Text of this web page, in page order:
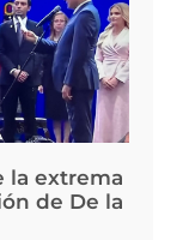
la extrema
de De la